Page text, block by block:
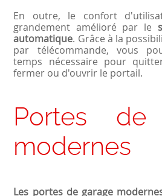
En outre, le confort
grandement amélioré par le
automatique. Grâce à la
par télécommande, vous
temps nécessaire pour
fermer ou d'ouvrir le portail.
Portes de
modernes
Les portes de garage